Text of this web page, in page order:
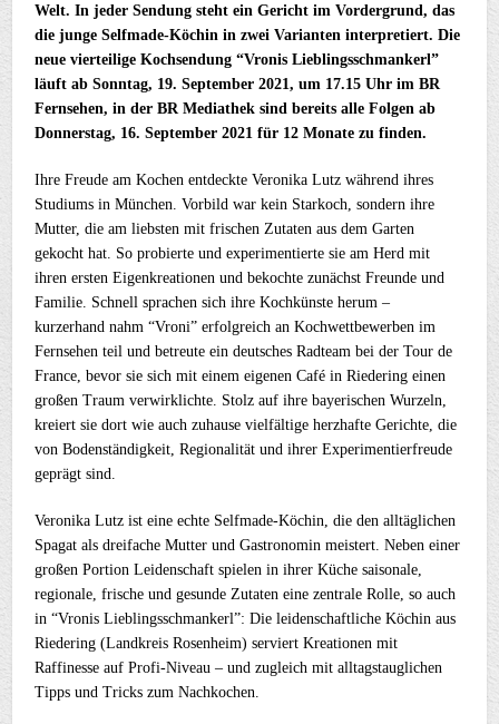
Welt. In jeder Sendung steht ein Gericht im Vordergrund, das
die junge Selfmade-Köchin in zwei Varianten interpretiert. Die
neue vierteilige Kochsendung “Vronis Lieblingsschmankerl”
läuft ab Sonntag, 19.September 2021, um 17.15 Uhr im BR
Fernsehen, in der BR Mediathek sind bereits alle Folgen ab
Donnerstag, 16. September 2021 für 12 Monate zu finden.
Ihre Freude am Kochen entdeckte Veronika Lutz während ihres
Studiums in München. Vorbild war kein Starkoch, sondern ihre
Mutter, die am liebsten mit frischen Zutaten aus dem Garten
gekocht hat. So probierte und experimentierte sie am Herd mit
ihren ersten Eigenkreationen und bekochte zunächst Freunde und
Familie. Schnell sprachen sich ihre Kochkünste herum –
kurzerhand nahm “Vroni” erfolgreich an Kochwettbewerben im
Fernsehen teil und betreute ein deutsches Radteam bei der Tour de
France, bevor sie sich mit einem eigenen Café in Riedering einen
großen Traum verwirklichte. Stolz auf ihre bayerischen Wurzeln,
kreiert sie dort wie auch zuhause vielfältige herzhafte Gerichte, die
von Bodenständigkeit, Regionalität und ihrer Experimentierfreude
geprägt sind.
Veronika Lutz ist eine echte Selfmade-Köchin, die den alltäglichen
Spagat als dreifache Mutter und Gastronomin meistert. Neben einer
großen Portion Leidenschaft spielen in ihrer Küche saisonale,
regionale, frische und gesunde Zutaten eine zentrale Rolle, so auch
in “Vronis Lieblingsschmankerl”: Die leidenschaftliche Köchin aus
Riedering (Landkreis Rosenheim) serviert Kreationen mit
Raffinesse auf Profi-Niveau – und zugleich mit alltagstauglichen
Tipps und Tricks zum Nachkochen.